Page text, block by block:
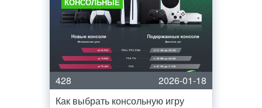
428
2026-01-18
Как выбрать консольную игру